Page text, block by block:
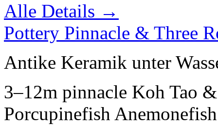
Alle Details →
Pottery Pinnacle & Three
Antike Keramik unter
3–12m pinnacle Koh Tao
Porcupinefish Anemonefish